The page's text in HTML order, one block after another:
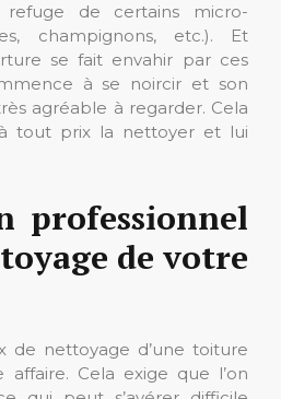
de certains micro-
champignons, etc.). Et
se fait envahir par ces
à se noircir et son
agréable à regarder. Cela
tout prix la nettoyer et lui
professionnel
de votre
de nettoyage d’une toiture
affaire. Cela exige que l’on